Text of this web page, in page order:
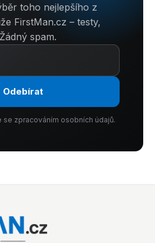
toho nejlepšího z
FirstMan.cz – testy,
spam.
Odebírat
se zpracováním osobních údajů.